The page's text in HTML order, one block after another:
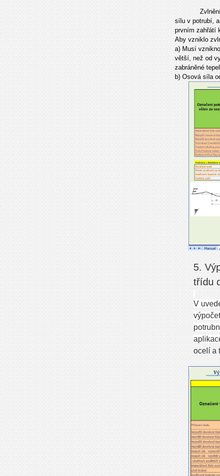
sílu v potrubí,
prvním zahřátí
Aby vzniklo
a) Musí
větší, než od
zabráněné
b) Osová síla
5.
třídu
V
ocelí a